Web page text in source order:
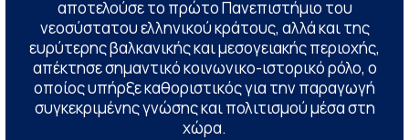
αποτελούσε το πρώτο Πανεπιστήμιο του
νεοσύστατου ελληνικού κράτους, αλλά και της
ευρύτερης βαλκανικής και μεσογειακής περιοχής,
απέκτησε σημαντικό κοινωνικο-ιστορικό ρόλο, ο
οποίος υπήρξε καθοριστικός για την παραγωγή
συγκεκριμένης γνώσης και πολιτισμού μέσα στη
χώρα.